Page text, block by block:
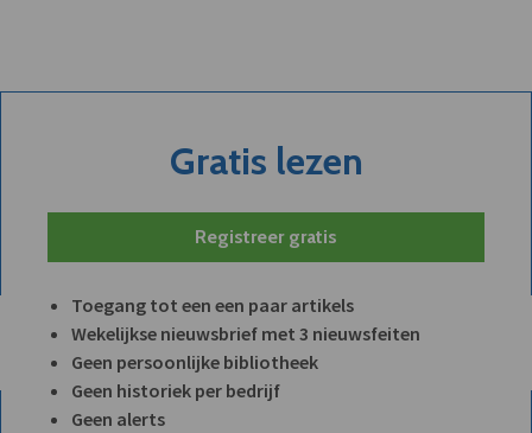
Gratis lezen
Registreer gratis
Toegang tot een een paar artikels
Wekelijkse nieuwsbrief met 3 nieuwsfeiten
Geen persoonlijke bibliotheek
Geen historiek per bedrijf
Geen alerts